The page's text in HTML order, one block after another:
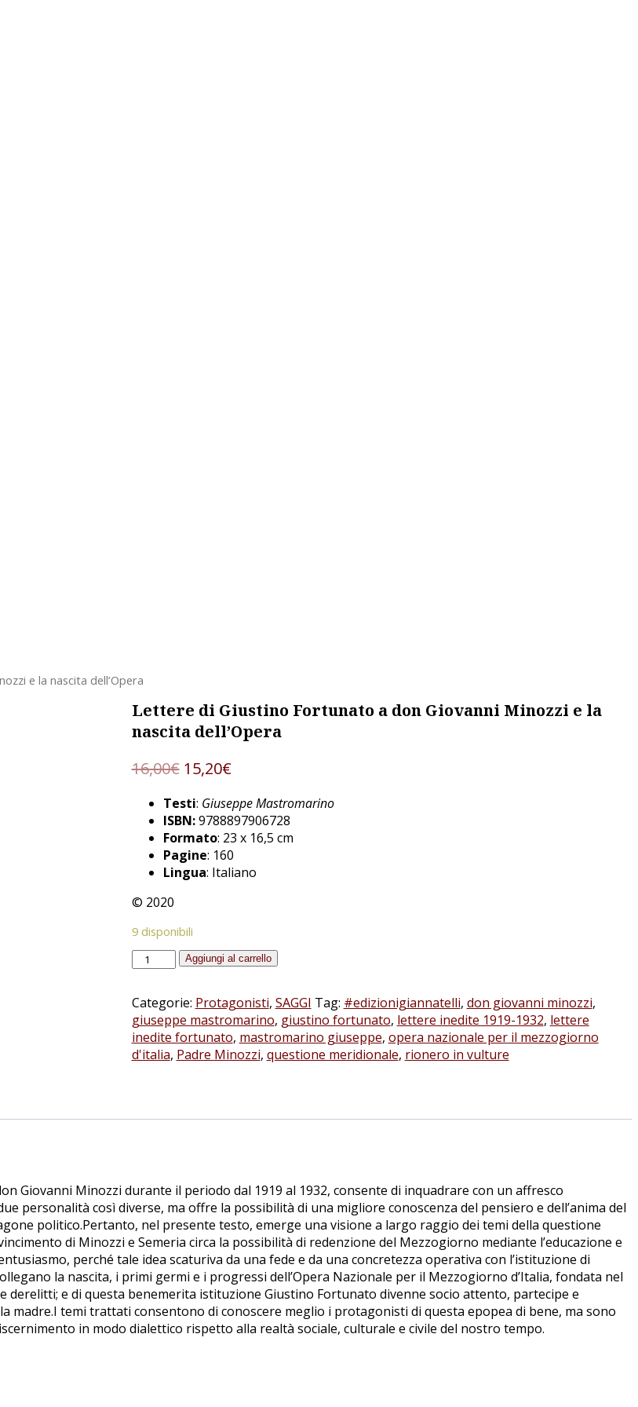
e la nascita dell’Opera
Lettere di Giustino Fortunato a don Giovanni Minozzi e la
nascita dell’Opera
16,00€ 15,20€
Testi: Giuseppe Mastromarino
ISBN:9788897906728
Formato: 23 x 16,5 cm
Pagine: 160
Lingua: Italiano
© 2020
9 disponibili
Lettere
Fortunato
a
don
Giovanni
Aggiungi al carrello
Categorie: Protagonisti, SAGGI Tag: #edizionigiannatelli, don giovanni minozzi,
giuseppe mastromarino, giustino fortunato, lettere inedite 1919-1932, lettere
inedite fortunato, mastromarino giuseppe, opera nazionale per il mezzogiorno
d'italia, Padre Minozzi, questione meridionale, rionero in vulture
Giovanni Minozzi durante il periodo dal 1919 al 1932, consente di inquadrare con un affresco
personalità così diverse, ma offre la possibilità di una migliore conoscenza del pensiero e dell’anima del
politico.Pertanto, nel presente testo, emerge una visione a largo raggio dei temi della questione
di Minozzi e Semeria circa la possibilità di redenzione del Mezzogiorno mediante l’educazione e
perché tale idea scaturiva da una fede e da una concretezza operativa con l’istituzione di
la nascita, i primi germi e i progressi dell’Opera Nazionale per il Mezzogiorno d’Italia, fondata nel
derelitti; e di questa benemerita istituzione Giustino Fortunato divenne socio attento, partecipe e
temi trattati consentono di conoscere meglio i protagonisti di questa epopea di bene, ma sono
in modo dialettico rispetto alla realtà sociale, culturale e civile del nostro tempo.